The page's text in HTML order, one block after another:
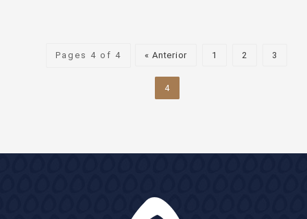
Pages 4 of 4 « Anterior 1 2 3
4